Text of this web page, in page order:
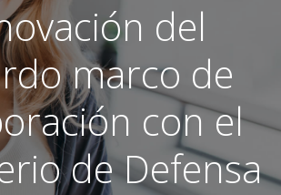
del
marco de
con el
de Defensa